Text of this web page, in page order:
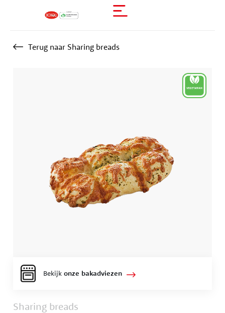
Terug naar Sharing breads
Bekijkonze bakadviezen
Sharing breads